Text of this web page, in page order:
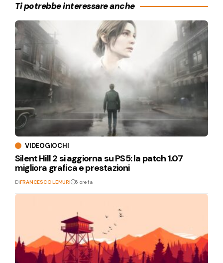
Ti potrebbe interessare anche
VIDEOGIOCHI
Silent Hill 2 si aggiorna su PS5: la patch 1.07
migliora grafica e prestazioni
DiFRANCESCO LEMURI 6 ore fa